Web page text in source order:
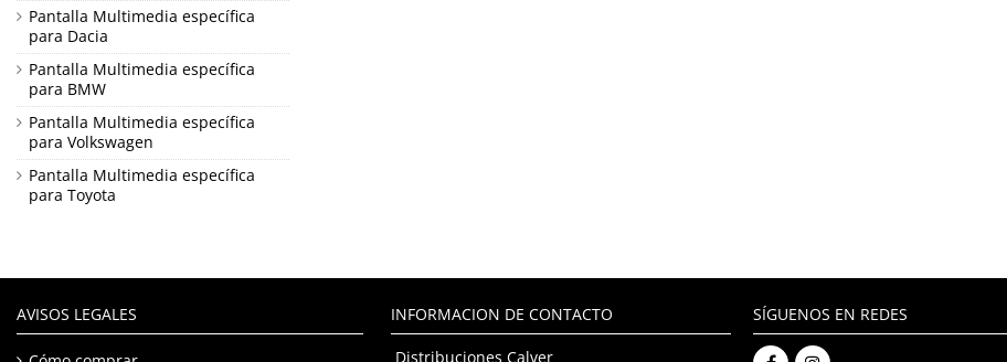
Pantalla Multimedia específica
para Dacia
Pantalla Multimedia específica
para BMW
Pantalla Multimedia específica
para Volkswagen
Pantalla Multimedia específica
para Toyota
AVISOS LEGALES INFORMACION DE CONTACTO
Distribuciones Calver
SÍGUENOS EN REDES